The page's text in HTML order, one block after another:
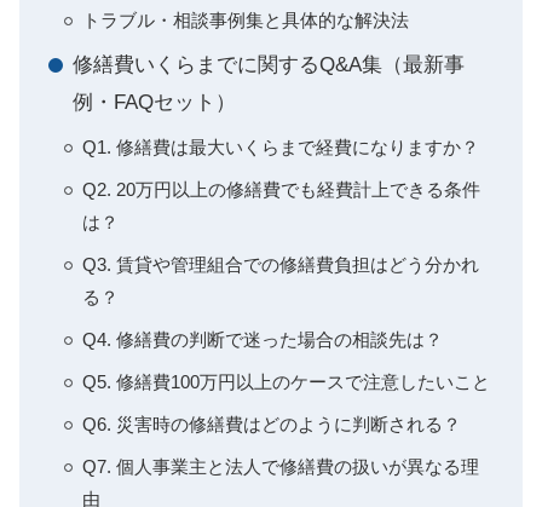
トラブル・相談事例集と具体的な解決法
修繕費いくらまでに関するQ&A集（最新事
例・FAQセット）
Q1. 修繕費は最大いくらまで経費になりますか？
Q2. 20万円以上の修繕費でも経費計上できる条件
は？
Q3. 賃貸や管理組合での修繕費負担はどう分かれ
る？
Q4. 修繕費の判断で迷った場合の相談先は？
Q5. 修繕費100万円以上のケースで注意したいこと
Q6. 災害時の修繕費はどのように判断される？
Q7. 個人事業主と法人で修繕費の扱いが異なる理
由